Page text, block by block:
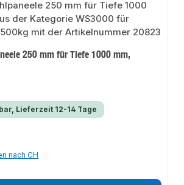
250 mm für Tiefe 1000 mm,
Lieferzeit 12-14 Tage
nach CH